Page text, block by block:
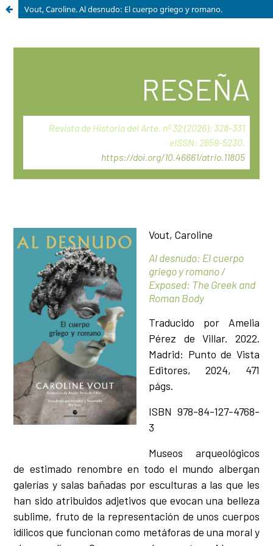
Vout, Caroline. Al desnudo: El cuerpo griego y romano.